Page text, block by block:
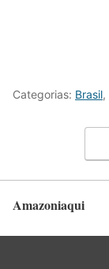
Categorias: Brasil,
Amazoniaqui